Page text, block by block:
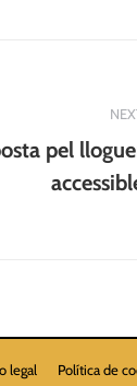
pel
legal Política de